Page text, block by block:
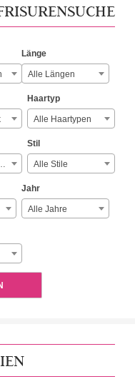
Länge
Alle Längen
Haartyp
Alle Haartypen
Stil
Alle Stile
Jahr
Alle Jahre